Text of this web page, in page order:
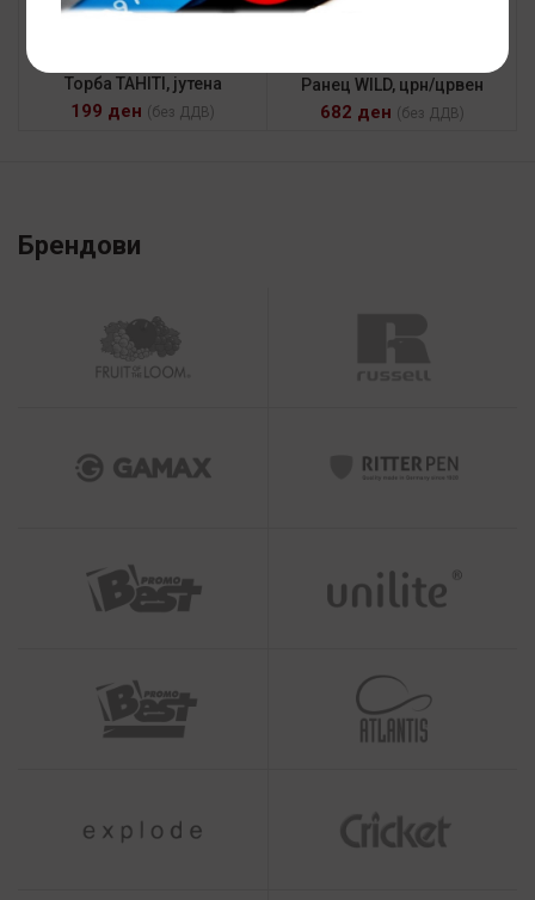
Торба TAHITI, јутена
199 ден (без ДДВ)
Ранец WILD, црн/црвен
682 ден (без ДДВ)
Брендови